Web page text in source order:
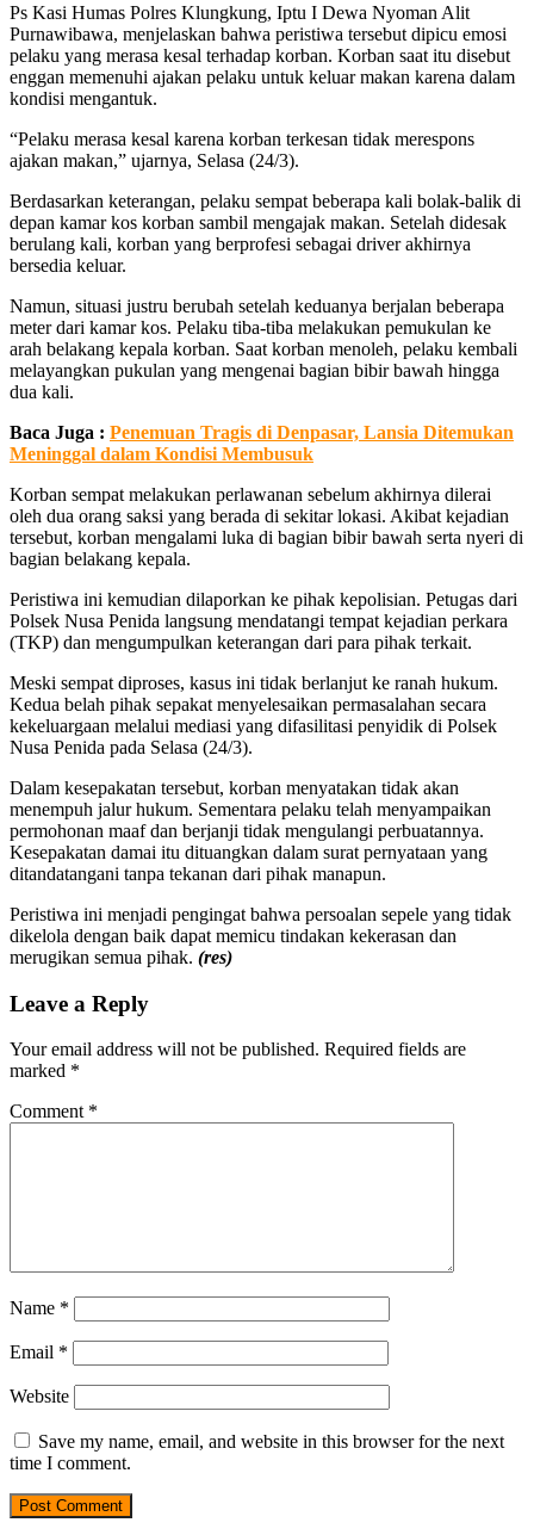
Ps Kasi Humas Polres Klungkung, Iptu I Dewa Nyoman Alit
Purnawibawa, menjelaskan bahwa peristiwa tersebut dipicu emosi
pelaku yang merasa kesal terhadap korban. Korban saat itu disebut
enggan memenuhi ajakan pelaku untuk keluar makan karena dalam
kondisi mengantuk.
“Pelaku merasa kesal karena korban terkesan tidak merespons
ajakan makan,” ujarnya, Selasa (24/3).
Berdasarkan keterangan, pelaku sempat beberapa kali bolak-balik di
depan kamar kos korban sambil mengajak makan. Setelah didesak
berulang kali, korban yang berprofesi sebagai driver akhirnya
bersedia keluar.
Namun, situasi justru berubah setelah keduanya berjalan beberapa
meter dari kamar kos. Pelaku tiba-tiba melakukan pemukulan ke
arah belakang kepala korban. Saat korban menoleh, pelaku kembali
melayangkan pukulan yang mengenai bagian bibir bawah hingga
dua kali.
Baca Juga : Penemuan Tragis di Denpasar, Lansia Ditemukan
Meninggal dalam Kondisi Membusuk
Korban sempat melakukan perlawanan sebelum akhirnya dilerai
oleh dua orang saksi yang berada di sekitar lokasi. Akibat kejadian
tersebut, korban mengalami luka di bagian bibir bawah serta nyeri di
bagian belakang kepala.
Peristiwa ini kemudian dilaporkan ke pihak kepolisian. Petugas dari
Polsek Nusa Penida langsung mendatangi tempat kejadian perkara
(TKP) dan mengumpulkan keterangan dari para pihak terkait.
Meski sempat diproses, kasus ini tidak berlanjut ke ranah hukum.
Kedua belah pihak sepakat menyelesaikan permasalahan secara
kekeluargaan melalui mediasi yang difasilitasi penyidik di Polsek
Nusa Penida pada Selasa (24/3).
Dalam kesepakatan tersebut, korban menyatakan tidak akan
menempuh jalur hukum. Sementara pelaku telah menyampaikan
permohonan maaf dan berjanji tidak mengulangi perbuatannya.
Kesepakatan damai itu dituangkan dalam surat pernyataan yang
ditandatangani tanpa tekanan dari pihak manapun.
Peristiwa ini menjadi pengingat bahwa persoalan sepele yang tidak
dikelola dengan baik dapat memicu tindakan kekerasan dan
merugikan semua pihak. (res)
Leave a Reply
Your email address will not be published. Required fields are
marked *
Comment *
Name *
Email *
Website
Save my name, email, and website in this browser for the next
time I comment.